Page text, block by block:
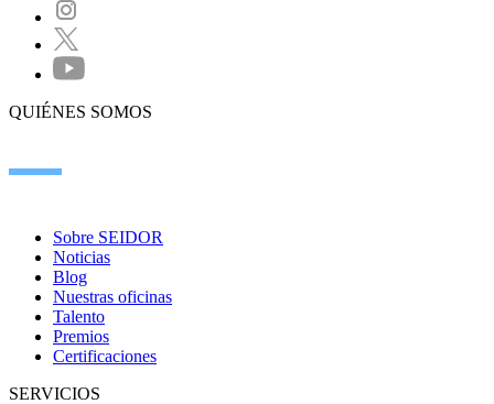
QUIÉNES SOMOS
Sobre SEIDOR
Noticias
Blog
Nuestras oficinas
Talento
Premios
Certificaciones
SERVICIOS